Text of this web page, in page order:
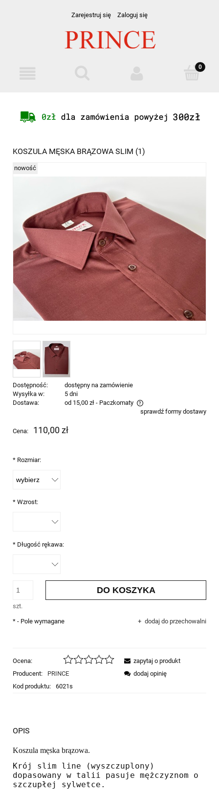
Zarejestruj się Zaloguj się
KOSZULA MĘSKA BRĄZOWA SLIM (1)
nowość
Dostępność:
dostępny na zamówienie
Wysyłka w:
5 dni
Dostawa:
od 15,00 zł - Paczkomaty
Cena nie zawiera ewentualnych kosztów płatnościsprawdź formy dostawy
Cena: 110,00 zł
* Rozmiar:
* Wzrost:
* Długość rękawa:
szt.
DO KOSZYKA
dodaj do przechowalni
* - Pole wymagane
Ocena:
Producent:
PRINCE
Kod produktu:
6021s
zapytaj o produkt
dodaj opinię
OPIS
Koszula męska brązowa.
Krój slim line (wyszczuplony)
dopasowany w talii pasuje mężczyznom o
szczupłej sylwetce.